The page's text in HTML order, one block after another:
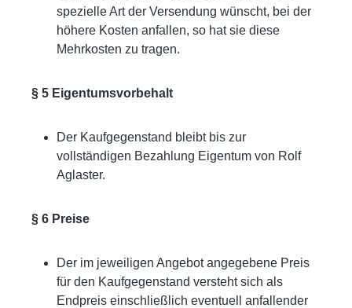
spezielle Art der Versendung wünscht, bei der
höhere Kosten anfallen, so hat sie diese
Mehrkosten zu tragen.
§ 5 Eigentumsvorbehalt
Der Kaufgegenstand bleibt bis zur
vollständigen Bezahlung Eigentum von Rolf
Aglaster.
§ 6 Preise
Der im jeweiligen Angebot angegebene Preis
für den Kaufgegenstand versteht sich als
Endpreis einschließlich eventuell anfallender